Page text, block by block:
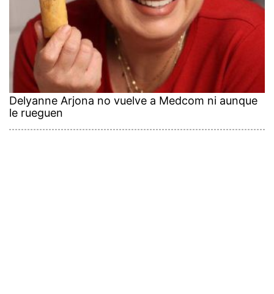
Delyanne Arjona no vuelve a Medcom ni aunque
le rueguen